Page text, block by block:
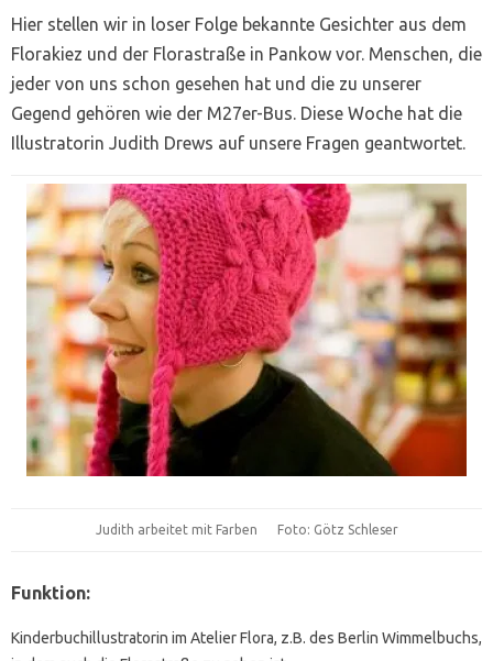
Hier stellen wir in loser Folge bekannte Gesichter aus dem
Florakiez und der Florastraße in Pankow vor. Menschen, die
jeder von uns schon gesehen hat und die zu unserer
Gegend gehören wie der M27er-Bus. Diese Woche hat die
Illustratorin Judith Drews auf unsere Fragen geantwortet.
Judith arbeitet mit Farben Foto: Götz Schleser
Funktion:
Kinderbuchillustratorin im Atelier Flora, z.B. des Berlin Wimmelbuchs,